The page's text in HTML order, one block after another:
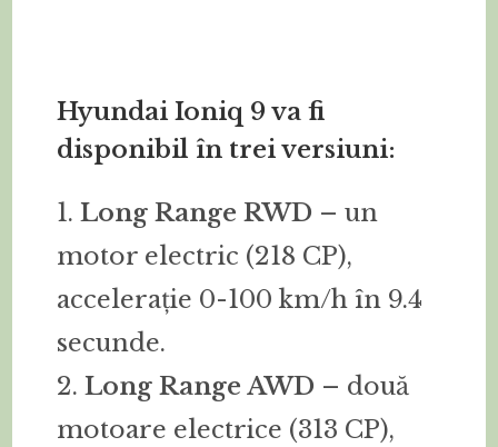
Hyundai Ioniq 9 va fi
disponibil în trei versiuni:
1. Long Range RWD – un
motor electric (218 CP),
accelerație 0-100 km/h în 9.4
secunde.
2.Long Range AWD – două
motoare electrice (313 CP),